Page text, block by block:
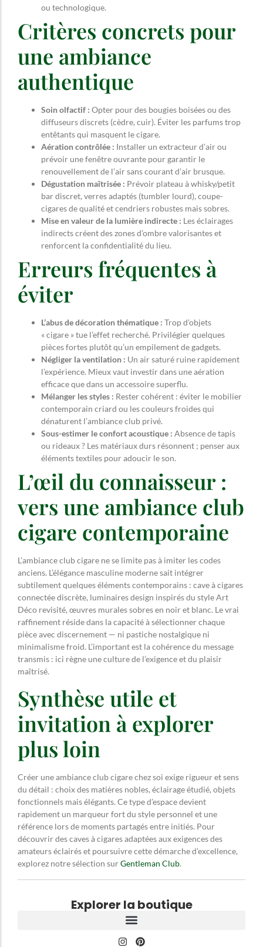
ou technologique.
Critères concrets pour
une ambiance
authentique
Soin olfactif : Opter pour des bougies boisées ou des
diffuseurs discrets (cèdre, cuir). Éviter les parfums trop
entêtants qui masquent le cigare.
Aération contrôlée : Installer un extracteur d’air ou
prévoir une fenêtre ouvrante pour garantir le
renouvellement de l’air sans courant d’air brusque.
Dégustation maîtrisée : Prévoir plateau à whisky/petit
bar discret, verres adaptés (tumbler lourd), coupe-
cigares de qualité et cendriers robustes mais sobres.
Mise en valeur de la lumière indirecte : Les éclairages
indirects créent des zones d’ombre valorisantes et
renforcent la confidentialité du lieu.
Erreurs fréquentes à
éviter
L’abus de décoration thématique : Trop d’objets
« cigare » tue l’effet recherché. Privilégier quelques
pièces fortes plutôt qu’un empilement de gadgets.
Négliger la ventilation : Un air saturé ruine rapidement
l’expérience. Mieux vaut investir dans une aération
efficace que dans un accessoire superflu.
Mélanger les styles : Rester cohérent : éviter le mobilier
contemporain criard ou les couleurs froides qui
dénaturent l’ambiance club privé.
Sous-estimer le confort acoustique : Absence de tapis
ou rideaux ? Les matériaux durs résonnent ; penser aux
éléments textiles pour adoucir le son.
L’œil du connaisseur :
vers une ambiance club
cigare contemporaine
L’ambiance club cigare ne se limite pas à imiter les codes
anciens. L’élégance masculine moderne sait intégrer
subtilement quelques éléments contemporains : cave à cigares
connectée discrète, luminaires design inspirés du style Art
Déco revisité, œuvres murales sobres en noir et blanc. Le vrai
raffinement réside dans la capacité à sélectionner chaque
pièce avec discernement — ni pastiche nostalgique ni
minimalisme froid. L’important est la cohérence du message
transmis : ici règne une culture de l’exigence et du plaisir
maîtrisé.
Synthèse utile et
invitation à explorer
plus loin
Créer une ambiance club cigare chez soi exige rigueur et sens
du détail : choix des matières nobles, éclairage étudié, objets
fonctionnels mais élégants. Ce type d’espace devient
rapidement un marqueur fort du style personnel et une
référence lors de moments partagés entre initiés. Pour
découvrir des caves à cigares adaptées aux exigences des
amateurs éclairés et poursuivre cette démarche d’excellence,
explorez notre sélection surGentleman Club.
Explorer la boutique